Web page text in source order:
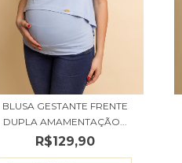
BLUSA GESTANTE FRENTE
DUPLA AMAMENTAÇÃO...
R$129,90